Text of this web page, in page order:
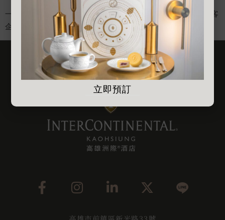
一場專屬於天選之人的 ⟪Golden Moments 臻選際遇⟫ 寵客
企劃，正在悄然成形，點擊查看更多。
立即預訂